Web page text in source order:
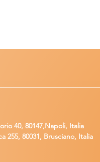
40, 80147,Napoli, Italia
255, 80031, Brusciano, Italia